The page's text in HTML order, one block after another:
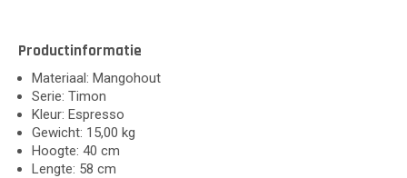
Productinformatie
Materiaal: Mangohout
Serie: Timon
Kleur: Espresso
Gewicht: 15,00 kg
Hoogte: 40 cm
Lengte: 58 cm